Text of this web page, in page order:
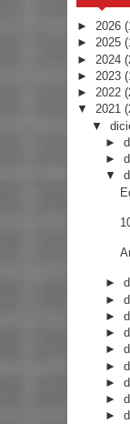
► 2026
► 2025
► 2024
► 2023
► 2022
▼ 2021
▼
►
►
▼
►
►
►
►
►
►
►
►
►